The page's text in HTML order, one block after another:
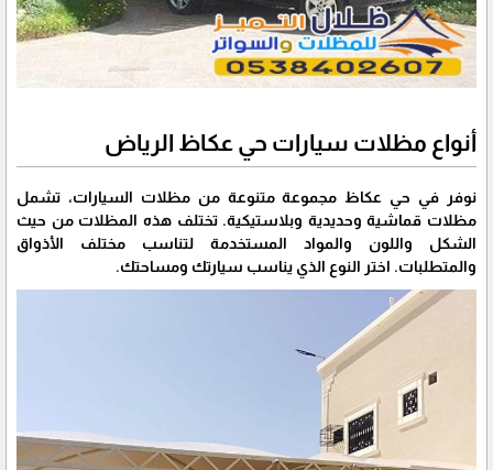
أنواع مظلات سيارات حي عكاظ الرياض
نوفر في حي عكاظ مجموعة متنوعة من مظلات السيارات، تشمل
مظلات قماشية وحديدية وبلاستيكية. تختلف هذه المظلات من حيث
الشكل واللون والمواد المستخدمة لتناسب مختلف الأذواق
والمتطلبات. اختر النوع الذي يناسب سيارتك ومساحتك.